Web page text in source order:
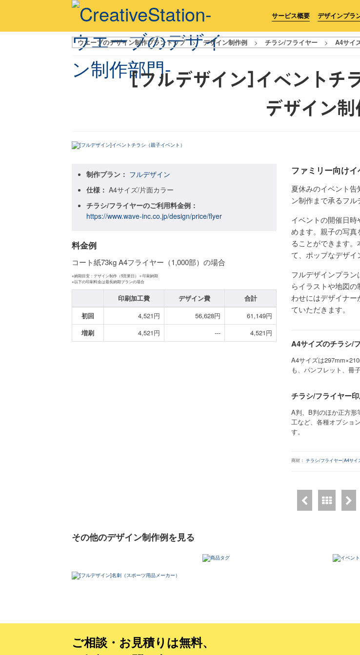
サービス概要 デザインプラ
ウエーブのデザイン制作プラントップ > デザイン制作例 > チラシ/フライヤー > A4サイ
[フルデザイン]イベントチ
デザイン制
制作プラン： フルデザイン
仕様： A4サイズ/片面カラー
チラシ/フライヤーのご利用料金例：
https://www.wave-inc.co.jp/design/price/flyer
料金例
コート紙73kg A4フライヤー（1,000部）の場合
※納期目安：デザイン制作（5営業日）＋印刷納期
※以下の印刷料金は最長納期プランの場合
印刷加工費 デザイン費
合計
初回
4,521円 56,628円
61,149円
増刷
4,521円 --- 4,521円
ファミリー向け
夏休みのイベント
ン制作まで承るフル
イベントの開催日
めます。親子の写真
ることができます
て、ポップなデザイ
フルデザインプラ
らイラストや地図
わせにはデザイナ
ていただきます。
A4サイズのチラシ/
A4サイズは
も、パンフレット、冊
チラシ/フライヤー
A判、B判のほか正方形
工など、各種オプショ
す。
商材： チラシ/フライヤー[A4サイ
その他のデザイン制作例を見る
ご相談・お見積りは無料、